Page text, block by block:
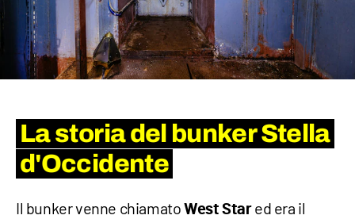
La storia del bunker Stella
d'Occidente
Il bunker venne chiamato West Stared era il